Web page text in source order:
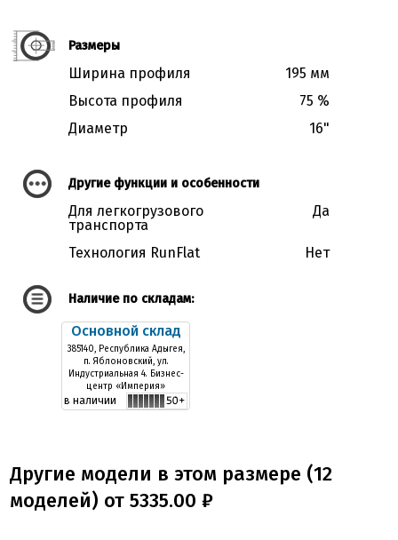
Размеры
Ширина профиля
195 мм
Высота профиля
75 %
Диаметр
16"
Другие функции и особенности
Для легкогрузового
транспорта
Да
Технология RunFlat Нет
Наличие по складам:
Основной склад
385140, Республика Адыгея,
п. Яблоновский, ул.
Индустриальная 4. Бизнес-
центр «Империя»
в наличии
Другие модели в этом размере (12
моделей) от 5335.00 ₽